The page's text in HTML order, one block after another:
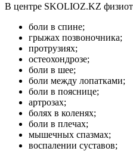
В центре SKOLIOZ.KZ
боли в спине;
грыжах позвоночника;
протрузиях;
остеохондрозе;
боли в шее;
боли между лопатками;
боли в пояснице;
артрозах;
болях в коленях;
боли в плечах;
мышечных спазмах;
воспалении суставов;